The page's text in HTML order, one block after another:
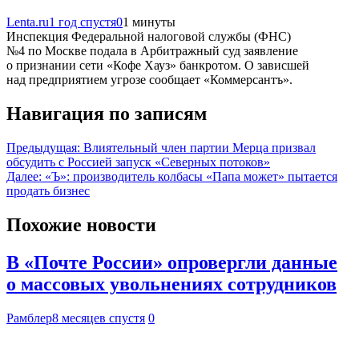
Lenta.ru1 год спустя01 минуты
Инспекция Федеральной налоговой службы (ФНС)
№4 по Москве подала в Арбитражный суд заявление
о признании сети «Кофе Хауз» банкротом. О зависшей
над предприятием угрозе сообщает «Коммерсантъ».
Навигация по записям
Предыдущая: Влиятельный член партии Мерца призвал
обсудить с Россией запуск «Северных потоков»
Далее: «Ъ»: производитель колбасы «Папа может» пытается
продать бизнес
Похожие новости
В «Почте России» опровергли данные
о массовых увольнениях сотрудников
Рамблер8 месяцев спустя 0